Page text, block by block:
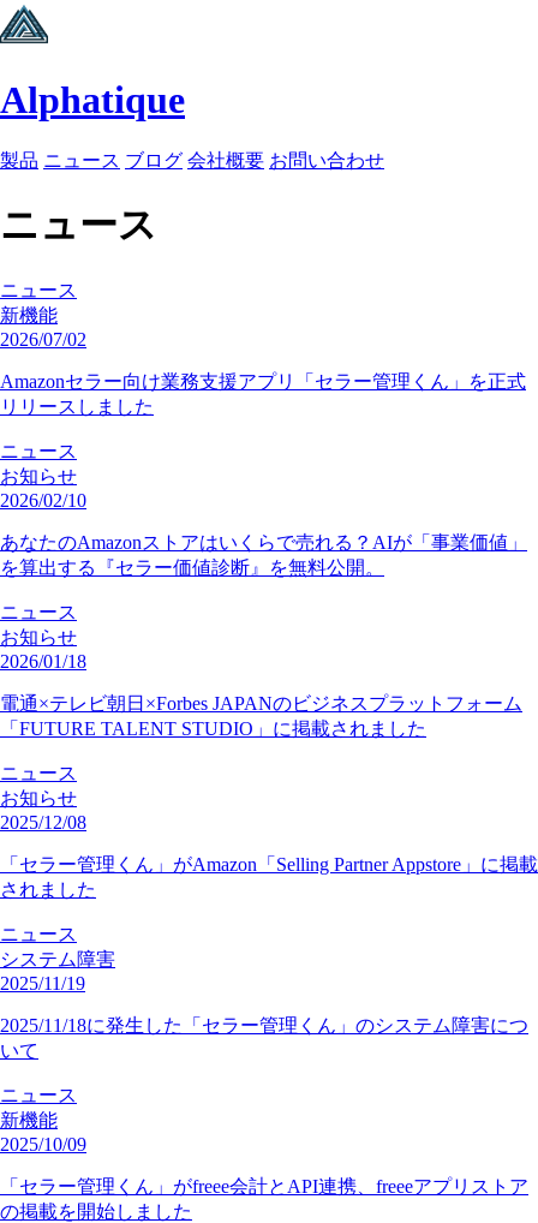
Alphatique
製品 ニュース ブログ 会社概要 お問い合わせ
ニュース
ニュース
新機能
2026/07/02
Amazonセラー向け業務支援アプリ「セラー管理くん」を正式
リリースしました
ニュース
お知らせ
2026/02/10
あなたのAmazonストアはいくらで売れる？AIが「事業価値」
を算出する『セラー価値診断』を無料公開。
ニュース
お知らせ
2026/01/18
電通×テレビ朝日×Forbes JAPANのビジネスプラットフォーム
「FUTURE TALENT STUDIO」に掲載されました
ニュース
お知らせ
2025/12/08
「セラー管理くん」がAmazon「Selling Partner Appstore」に掲載
されました
ニュース
システム障害
2025/11/19
2025/11/18に発生した「セラー管理くん」のシステム障害につ
いて
ニュース
新機能
2025/10/09
「セラー管理くん」がfreee会計とAPI連携、freeeアプリストア
の掲載を開始しました